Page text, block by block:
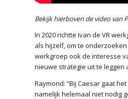
Bekijk hierboven de video van
In 2020 richtte Ivan de VR
als hijzelf, om te
werkgroep ook de interesse
nieuwe strategie uit te leggen
Raymond: “Bij Caesar gaat
namelijk helemaal niet nodig